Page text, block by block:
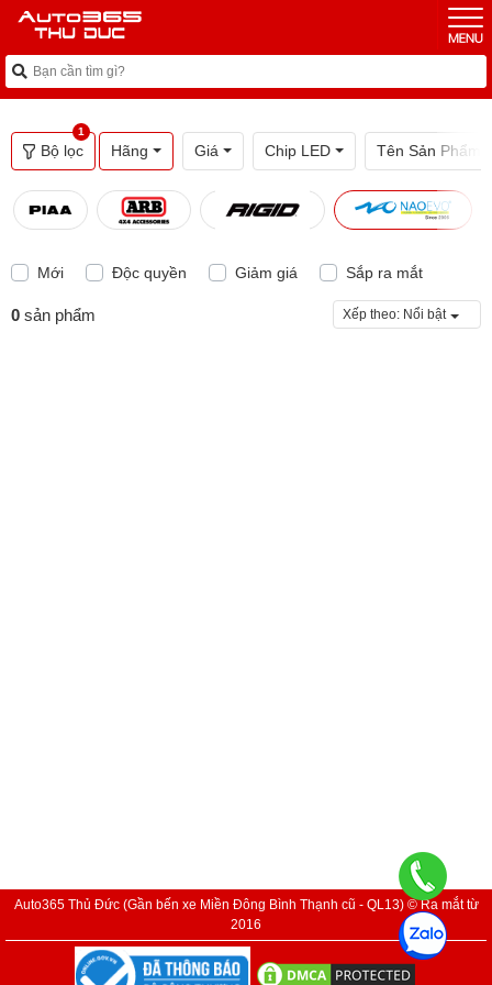
Bộ lọc
1
Hãng Giá Chip LED Tên Sản Phẩm
Mới Độc quyền Giảm giá Sắp ra mắt
0 sản phẩm Xếp theo: Nổi bật
Auto365 Thủ Đức (Gần bến xe Miền Đông Bình Thạnh cũ - QL13) © Ra mắt từ
2016